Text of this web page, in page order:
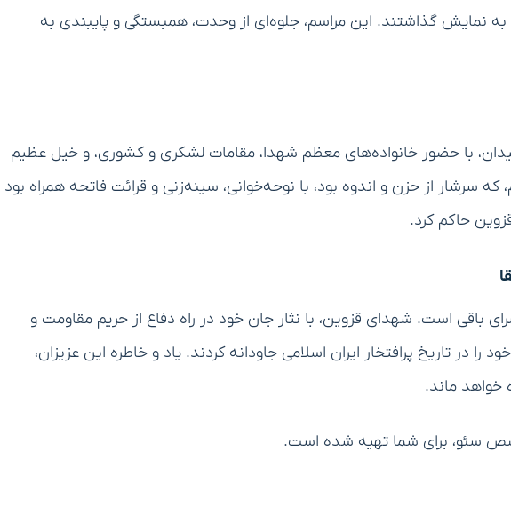
به نمایش گذاشتند. این مراسم، جلوه‌ای از وحدت، همبستگی و پایبندی به
با حضور خانواده‌های معظم شهدا، مقامات لشکری و کشوری، و خیل عظیم
که سرشار از حزن و اندوه بود، با نوحه‌خوانی، سینه‌زنی و قرائت فاتحه همراه بود
حاکم کرد.
باقی است. شهدای قزوین، با نثار جان خود در راه دفاع از حریم مقاومت و
را در تاریخ پرافتخار ایران اسلامی جاودانه کردند. یاد و خاطره این عزیزان،
خواهد ماند.
سئو، برای شما تهیه شده است.